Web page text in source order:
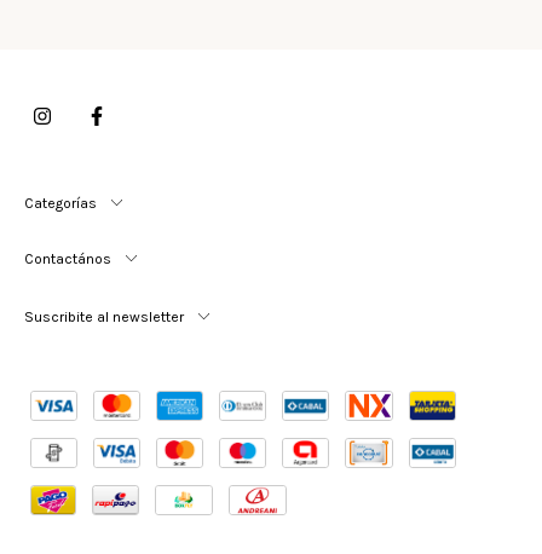
Categorías
Contactános
Suscribite al newsletter